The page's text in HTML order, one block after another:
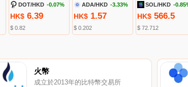
DOT/HKD -0.07%
HK$6.39
$ 0.82
ADA/HKD -3.33%
HK$1.57
$ 0.202
SOL/HKD -
HK$ 566.5
$ 72.712
火幣
成立於2013年的比特幣交易所